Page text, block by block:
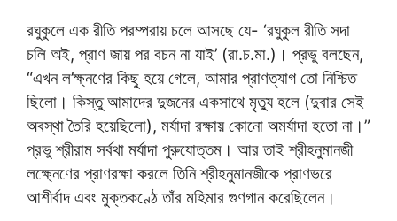
রঘুকুলে এক রীতি পরম্পরায় চলে আসছে যে- ‘রঘুকুল রীতি সদা
চলি অই, প্রাণ জায় পর বচন না যাই’ (রা.চ.মা.)। প্রভু বলছেন,
“এখন ল’ক্ষ্নণের কিছু হয়ে গেলে, আমার প্রাণত্যাগ তো নিশ্চিত
ছিলো। কিস্তু আমাদের দুজনের একসাথে মৃত্যু হলে (দুবার সেই
অবস্থা তৈরি হয়েছিলো), মর্যাদা রক্ষায় কোনো অমর্যাদা হতো না।”
প্রভু শ্রীরাম সর্বথা মর্যাদা পুরুযোত্তম। আর তাই শ্রীহনুমানজী
লক্ষ্নেণের প্রাণরক্ষা করলে তিনি শ্রীহনুমানজীকে প্রাণভরে
আশীর্বাদ এবং মুক্তকণ্ঠে তাঁর মহিমার গুণগান করেছিলেন।